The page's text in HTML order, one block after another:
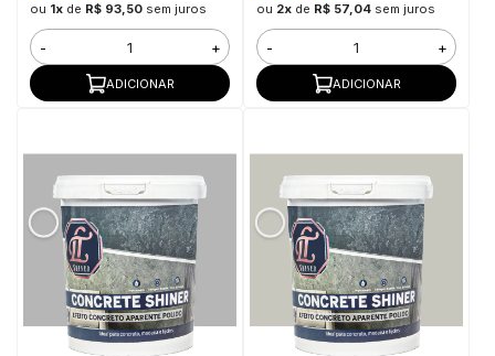
ou 1xde R$ 93,50 sem juros
- +
ADICIONAR
ou 2xde R$ 57,04 sem juros
- +
ADICIONAR